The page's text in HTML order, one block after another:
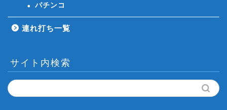
パチンコ
連れ打ち一覧
サイト内検索